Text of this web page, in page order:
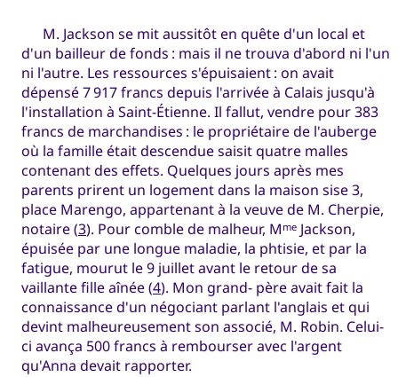
M. Jackson se mit aussitôt en quête d'un local et
d'un bailleur de fonds : mais il ne trouva d'abord ni l'un
ni l'autre. Les ressources s'épuisaient : on avait
dépensé 7 917 francs depuis l'arrivée à Calais jusqu'à
l'installation à Saint-Étienne. Il fallut, vendre pour 383
francs de marchandises : le propriétaire de l'auberge
où la famille était descendue saisit quatre malles
contenant des effets. Quelques jours après mes
parents prirent un logement dans la maison sise 3,
place Marengo, appartenant à la veuve de M. Cherpie,
notaire (3). Pour comble de malheur, M me Jackson,
épuisée par une longue maladie, la phtisie, et par la
fatigue, mourut le 9 juillet avant le retour de sa
vaillante fille aînée (4). Mon grand- père avait fait la
connaissance d'un négociant parlant l'anglais et qui
devint malheureusement son associé, M. Robin. Celui-
ci avança 500 francs à rembourser avec l'argent
qu'Anna devait rapporter.